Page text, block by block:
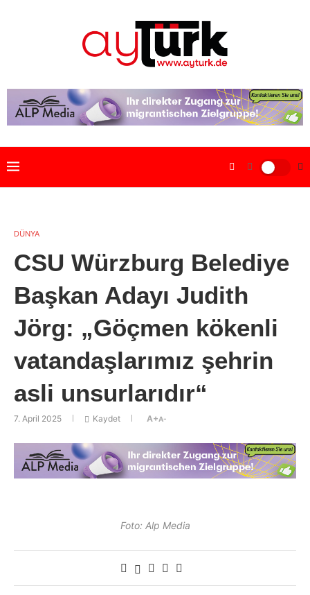
DÜNYA
CSU Würzburg Belediye
Başkan Adayı Judith
Jörg: „Göçmen kökenli
vatandaşlarımız şehrin
asli unsurlarıdır“
7. April 2025 Kaydet A+A-
Foto: Alp Media